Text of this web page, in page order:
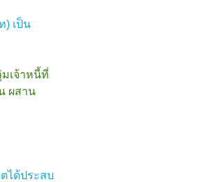
) เป็น
เจ้าหนี้ที่
ผสาน
ได้ประสบ